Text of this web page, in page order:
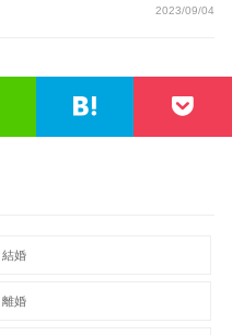
2023/09/04
結婚
離婚